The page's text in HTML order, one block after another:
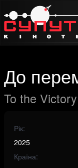
До
To the
Рік:
2025
Країна: